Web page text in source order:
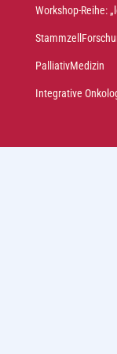
Workshop-Reihe:
PalliativMedizin
Integrative